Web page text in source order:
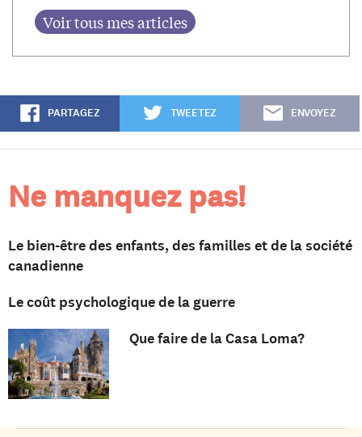
PARTAGEZ TWEETEZ ENVOYEZ
Ne manquez pas!
Le bien-être des enfants, des familles et de la société
canadienne
Le coût psychologique de la guerre
Que faire de la Casa Loma?